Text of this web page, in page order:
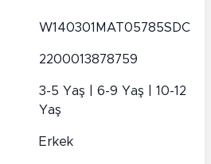
W140301MAT05785SDC
2200013878759
3-5 Yaş | 6-9 Yaş | 10-12
Yaş
Erkek